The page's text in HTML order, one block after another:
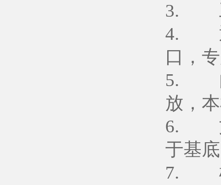
3. 工
4. 通
口，
5. 内
放，
6. 文
于基
7. 机